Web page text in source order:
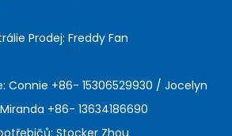
Prodej: Freddy Fan
Connie +86- 15306529930 / Jocelyn
+86- 13634186690